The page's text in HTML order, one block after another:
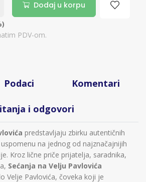
Dodaj u korpu
PDV-om.
Podaci Komentari
i odgovori
predstavljaju zbirku autentičnih
na jednog od najznačajnijih
Kroz lične priče prijatelja, saradnika,
Sećanja na Velju Pavlovića
Velje Pavlovića, čoveka koji je